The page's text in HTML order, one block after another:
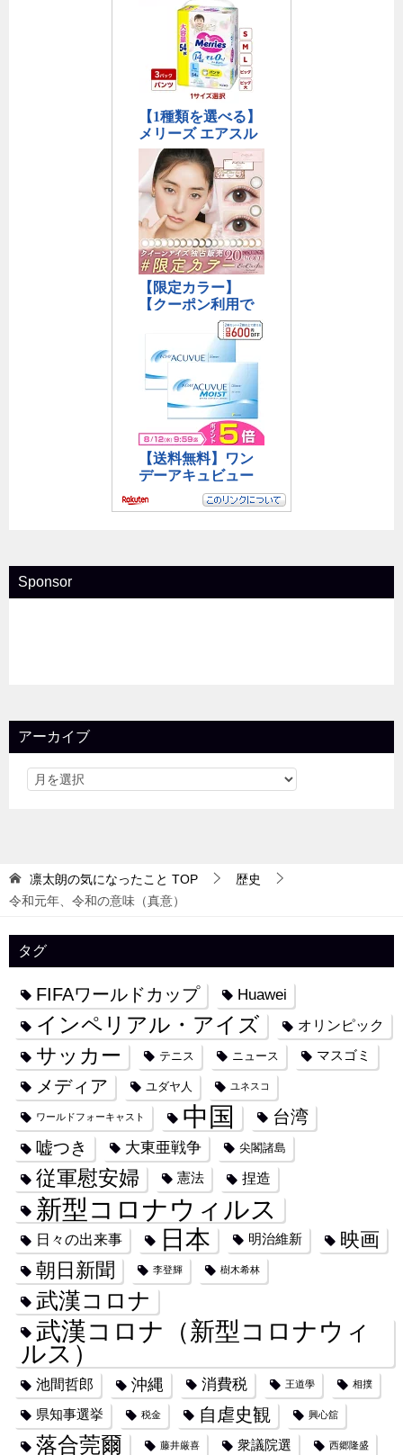
Sponsor
アーカイブ
凛太朗の気になったこと TOP
歴史
令和元年、令和の意味（真意）
タグ
FIFAワールドカップ Huawei
インペリアル・アイズ オリンピック
サッカー テニス ニュース マスゴミ
メディア ユダヤ人 ユネスコ
ワールドフォーキャスト 中国
台湾
嘘つき
大東亜戦争 尖閣諸島
従軍慰安婦 憲法 捏造
新型コロナウィルス
日々の出来事 日本 明治維新
映画
朝日新聞
李登輝 樹木希林
武漢コロナ
武漢コロナ（新型コロナウィ
ルス）
池間哲郎 沖縄 消費税 王道學 相撲
県知事選挙 税金 自虐史観 興心舘
落合莞爾 藤井厳喜 衆議院選 西郷隆盛